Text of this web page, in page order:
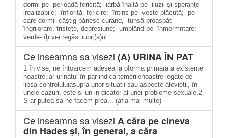
dormi pe- perioadă fericită;- iarbă înaltă pe- iluzii şi speranţe
irealizabile;- înflorită- fericire;- întins pe- veste plăcută;- pe
care dormi- câştig bănesc curând,- tunsă proaspăt-
îngrijorare, tristeţe, depresiune;- umblând pe- înmormntare;-
verde- îţi vei regăsi iubit(a)ul.
Ce inseamna sa visezi (A) URINA ÎN PAT
1 în vise, ne întoarcem adesea la oforma primara a existentei
noastre,iar urinatul în par indica temerilenoastre legate de
lipsa controluluiasupra unor situatii sau aspecte alevietii, în
unele cazuri, este si un in-dicator al unei probleme sexuale,2
S-ar putea sa ne facem prea... (afla mai multe)
Ce inseamna sa visezi A căra pe cineva
din Hades şi, în general, a căra